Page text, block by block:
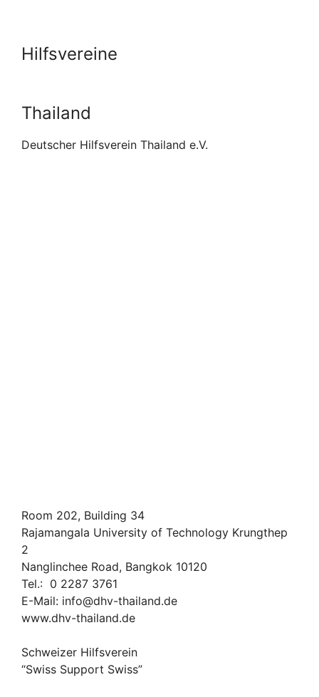
Hilfsvereine
Thailand
Deutscher Hilfsverein Thailand e.V.
Room 202, Building 34
Rajamangala University of Technology Krungthep
2
Nanglinchee Road, Bangkok 10120
Tel.: 0 2287 3761
E-Mail: info@dhv-thailand.de
www.dhv-thailand.de
Schweizer Hilfsverein
“Swiss Support Swiss”